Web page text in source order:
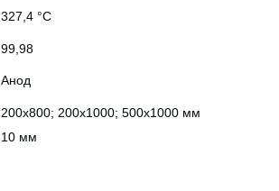
327,4 °C
99,98
Анод
200х800; 200х1000; 500х1000 мм
10 мм